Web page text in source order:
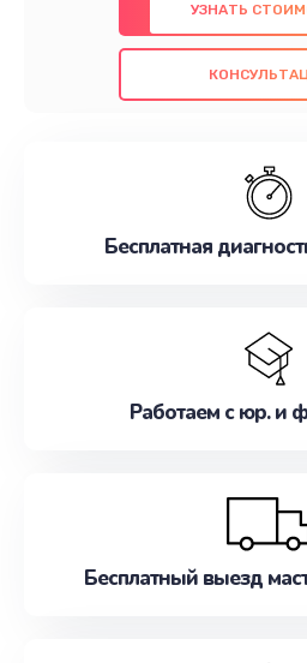
использованием
также гарантируем
проведенных работ. Наша
наилучшим образом. Не
УЗНАТЬ
Бесплатная
Работаем с юр. и
Бесплатный выезд